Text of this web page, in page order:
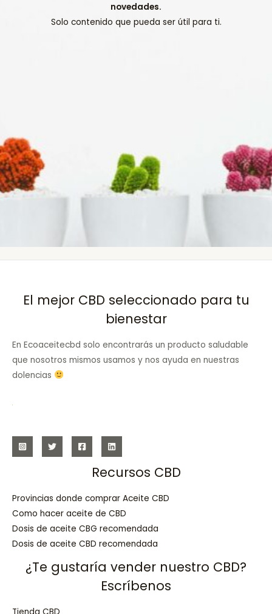
novedades.
Solo contenido que pueda ser útil para ti.
El mejor CBD seleccionado para tu
bienestar
En Ecoaceitecbd solo encontrarás un producto saludable
que nosotros mismos usamos y nos ayuda en nuestras
dolencias
Recursos CBD
Provincias donde comprar Aceite CBD
Como hacer aceite de CBD
Dosis de aceite CBG recomendada
Dosis de aceite CBD recomendada
¿Te gustaría vender nuestro CBD?
Escríbenos
Tienda CBD